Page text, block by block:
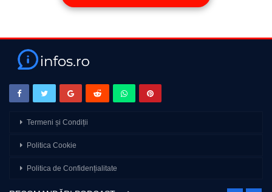
Termeni și Condiții
Politica Cookie
Politica de Confidențialitate